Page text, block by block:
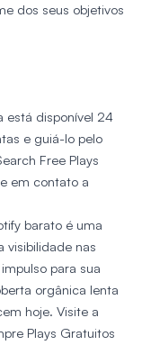
dos seus objetivos
está disponível 24
e guiá-lo pelo
Free Plays
em contato a
barato é uma
visibilidade nas
para sua
orgânica lenta
hoje. Visite a
Plays Gratuitos